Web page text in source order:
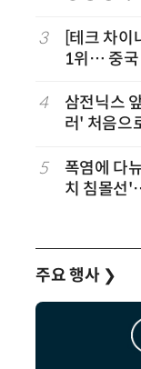
3
[테크 차
1위… 중국
순위)
4
삼전닉스
러' 처음으
5
폭염에 다
치 침몰선
주요 행사 ❯